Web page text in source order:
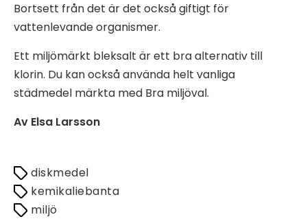
Bortsett från det är det också giftigt för
vattenlevande organismer.
Ett miljömärkt bleksalt är ett bra alternativ till
klorin. Du kan också använda helt vanliga
städmedel märkta med Bra miljöval.
Av Elsa Larsson
diskmedel
kemikaliebanta
miljö